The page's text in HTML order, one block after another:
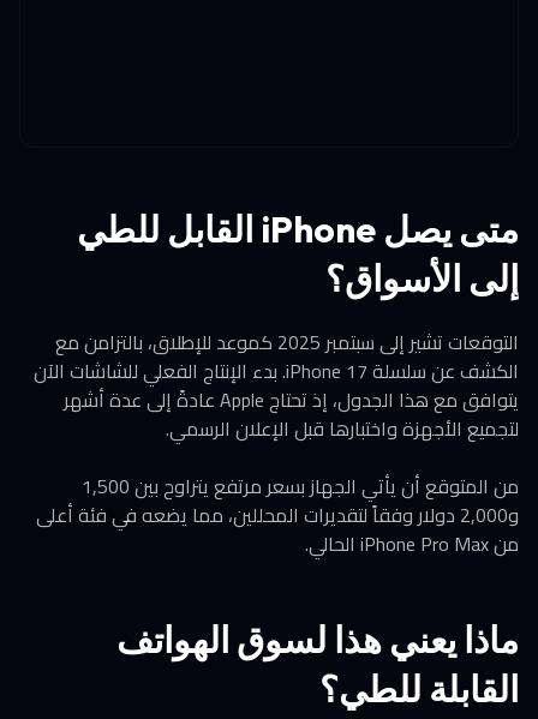
متى يصل iPhone القابل للطي
إلى الأسواق؟
التوقعات تشير إلى سبتمبر 2025 كموعد للإطلاق، بالتزامن مع
الكشف عن سلسلة iPhone 17. بدء الإنتاج الفعلي للشاشات الآن
يتوافق مع هذا الجدول، إذ تحتاج Apple عادةً إلى عدة أشهر
لتجميع الأجهزة واختبارها قبل الإعلان الرسمي.
من المتوقع أن يأتي الجهاز بسعر مرتفع يتراوح بين 1,500
و2,000 دولار وفقاً لتقديرات المحللين، مما يضعه في فئة أعلى
من iPhone Pro Max الحالي.
ماذا يعني هذا لسوق الهواتف
القابلة للطي؟